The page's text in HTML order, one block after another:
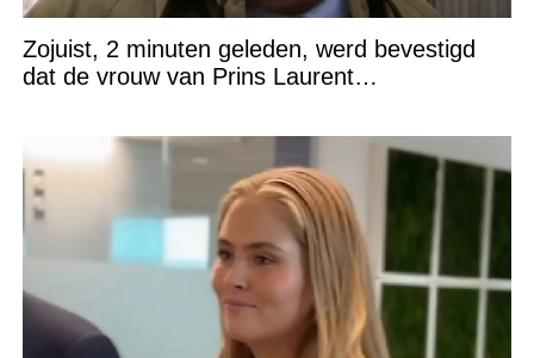
Zojuist, 2 minuten geleden, werd bevestigd
dat de vrouw van Prins Laurent…